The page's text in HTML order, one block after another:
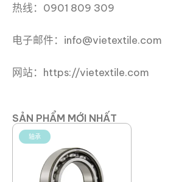
热线：0901 809 309
电子邮件：info@vietextile.com
网站：https://vietextile.com
SẢN PHẨM MỚI NHẤT
轴承